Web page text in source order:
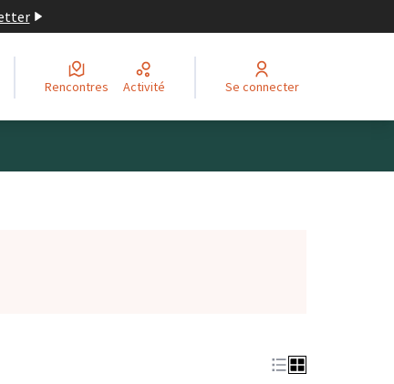
Rencontres Activité Se connecter